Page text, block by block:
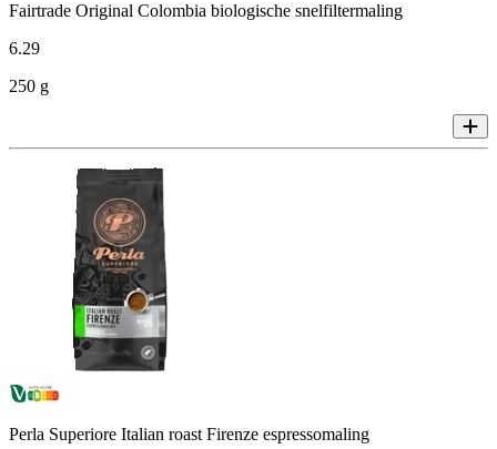
Fairtrade Original Colombia biologische snelfiltermaling
6.29
250 g
Perla Superiore Italian roast Firenze espressomaling